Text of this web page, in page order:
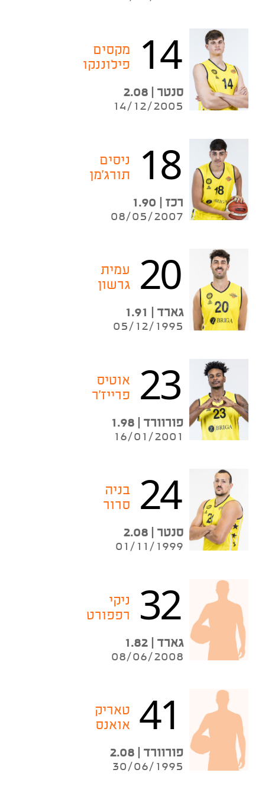
14
מקסים
פילוננקו
סנטר | 2.08
14/12/2005
18
ניסים
תורג'מן
רכז | 1.90
08/05/2007
20
עמית
גרשון
גארד | 1.91
05/12/1995
23
אוטיס
פרייז'ר
פורוורד | 1.98
16/01/2001
24
בניה
סרור
סנטר | 2.08
01/11/1999
32
ניקי
רפפורט
גארד | 1.82
08/06/2008
41
טאריק
אואנס
פורוורד | 2.08
30/06/1995